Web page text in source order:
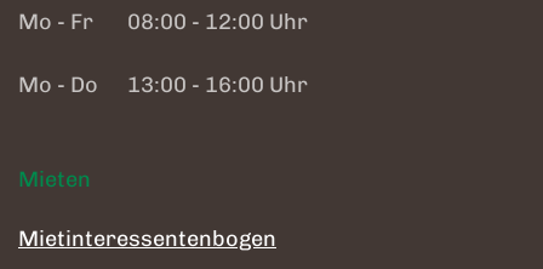
Mo - Fr 08:00 - 12:00 Uhr
Mo - Do 13:00 - 16:00 Uhr
Mieten
Mietinteressentenbogen